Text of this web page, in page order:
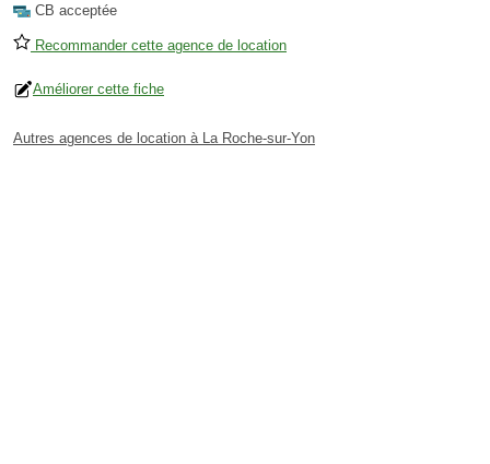
CB acceptée
Recommander cette agence de location
Améliorer cette fiche
Autres agences de location à La Roche-sur-Yon